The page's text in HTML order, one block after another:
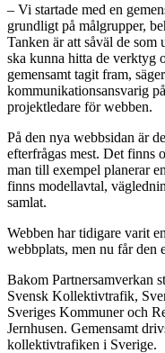
– Vi startade med en
grundligt på målgrupper,
Tanken är att såväl de som
ska kunna hitta de verktyg
gemensamt tagit fram,
kommunikationsansvarig
projektledare för webben.
På den nya webbsidan är
efterfrågas mest. Det finns
man till exempel planerar
finns modellavtal,
samlat.
Webben har tidigare varit
webbplats, men nu får den
Bakom Partnersamverkan
Svensk Kollektivtrafik,
Sveriges Kommuner och
Jernhusen. Gemensamt
kollektivtrafiken i Sverige.